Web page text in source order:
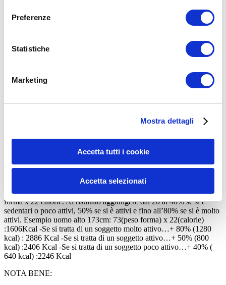
Preferenze
Statistiche
Marketing
Mostra dettagli
Accetta tutti i cookie
Accetta selezionati
Woman and man feed each other fast food. Concept.
Calcolo peso forma(Formula di Broca): Uomo: Altezza-100 /
Donna: Altezza-104
E’ possibile avere un’idea generica del proprio fabbisogno di energia
tramite la seguente formula.Metabolismo basale= Proprio peso
forma x 22 calorie. Al risultato aggiungere dal 20 al 40% se si è
sedentari o poco attivi, 50% se si è attivi e fino all’80% se si è molto
attivi. Esempio uomo alto 173cm: 73(peso forma) x 22(calorie)
:1606Kcal -Se si tratta di un soggetto molto attivo…+ 80% (1280
kcal) : 2886 Kcal -Se si tratta di un soggetto attivo…+ 50% (800
kcal) :2406 Kcal -Se si tratta di un soggetto poco attivo…+ 40% (
640 kcal) :2246 Kcal
NOTA BENE: